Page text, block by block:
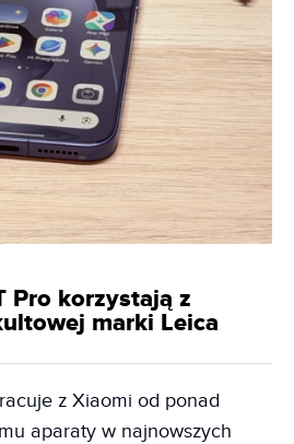
Pro korzystają z
marki Leica
z Xiaomi od ponad
aparaty w najnowszych